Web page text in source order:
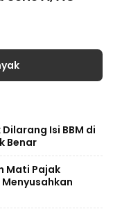
Isi BBM di
Benar
Mati Pajak
Menyusahkan